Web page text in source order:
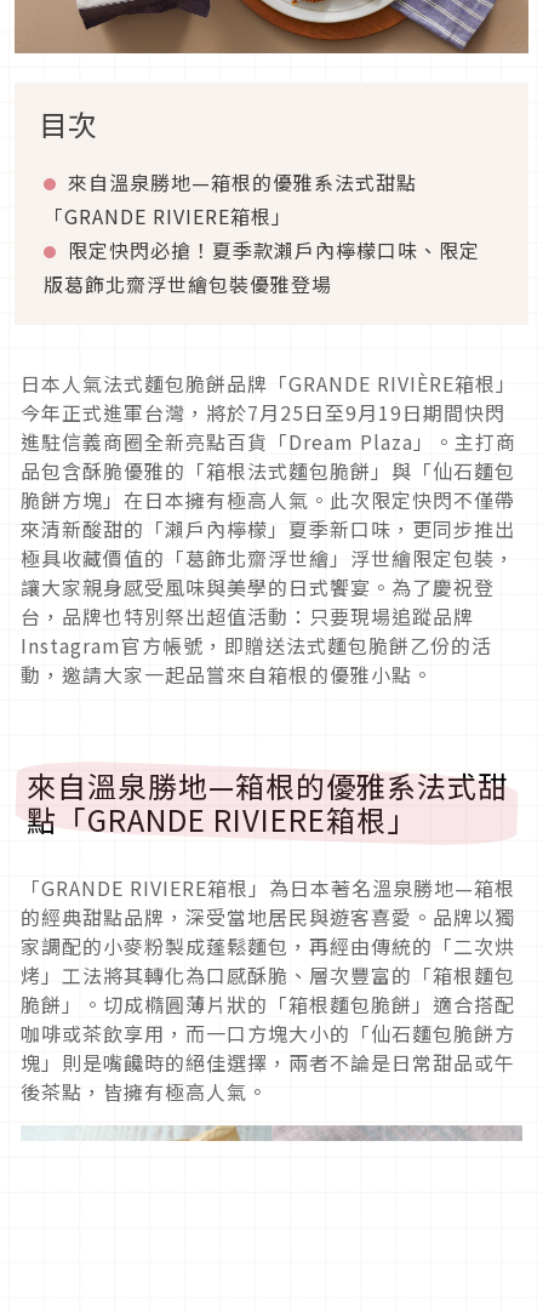
目次
來自溫泉勝地—箱根的優雅系法式甜點
「GRANDE RIVIERE箱根」
限定快閃必搶！夏季款瀨戶內檸檬口味、限定
版葛飾北齋浮世繪包裝優雅登場
日本人氣法式麵包脆餅品牌「GRANDE RIVIÈRE箱根」
今年正式進軍台灣，將於7月25日至9月19日期間快閃
進駐信義商圈全新亮點百貨「Dream Plaza」。主打商
品包含酥脆優雅的「箱根法式麵包脆餅」與「仙石麵包
脆餅方塊」在日本擁有極高人氣。此次限定快閃不僅帶
來清新酸甜的「瀨戶內檸檬」夏季新口味，更同步推出
極具收藏價值的「葛飾北齋浮世繪」浮世繪限定包裝，
讓大家親身感受風味與美學的日式饗宴。為了慶祝登
台，品牌也特別祭出超值活動：只要現場追蹤品牌
Instagram官方帳號，即贈送法式麵包脆餅乙份的活
動，邀請大家一起品嘗來自箱根的優雅小點。
來自溫泉勝地—箱根的優雅系法式甜
點「GRANDE RIVIERE箱根」
「GRANDE RIVIERE箱根」為日本著名溫泉勝地—箱根
的經典甜點品牌，深受當地居民與遊客喜愛。品牌以獨
家調配的小麥粉製成蓬鬆麵包，再經由傳統的「二次烘
烤」工法將其轉化為口感酥脆、層次豐富的「箱根麵包
脆餅」。切成橢圓薄片狀的「箱根麵包脆餅」適合搭配
咖啡或茶飲享用，而一口方塊大小的「仙石麵包脆餅方
塊」則是嘴饞時的絕佳選擇，兩者不論是日常甜品或午
後茶點，皆擁有極高人氣。